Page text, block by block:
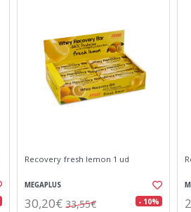
Recovery fresh lemon 1 ud
MEGAPLUS
30,20€ 33,55€ - 10%